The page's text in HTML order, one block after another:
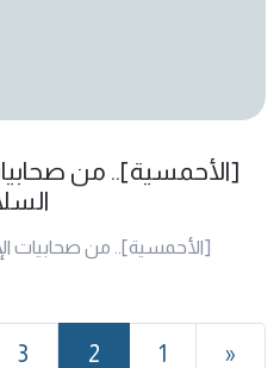
[الأحمسية].. من
[الأحمسية].. من صحابيات
«
1
2
3